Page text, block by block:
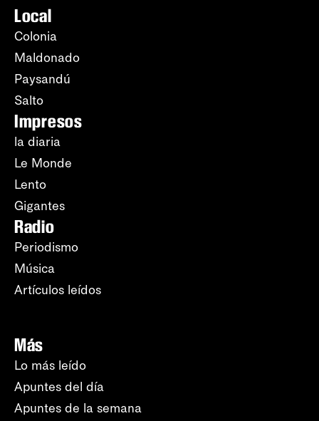
Local
Colonia
Maldonado
Paysandú
Salto
Impresos
la diaria
Le Monde
Lento
Gigantes
Radio
Periodismo
Música
Artículos leídos
Más
Lo más leído
Apuntes del día
Apuntes de la semana